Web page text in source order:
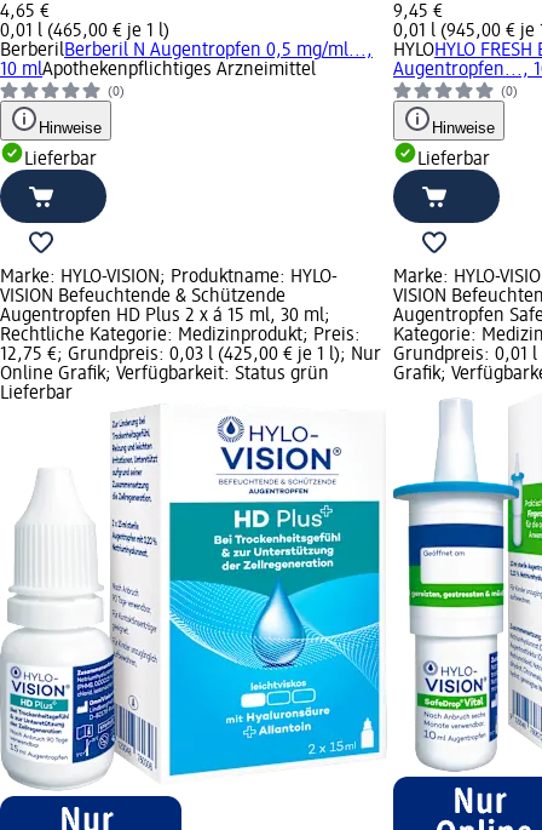
4,65 €
0,01 l (465,00 € je 1 l)
BerberilBerberil N Augentropfen 0,5 mg/ml...,
10 mlApothekenpflichtiges Arzneimittel
(0)
Hinweise
Lieferbar
9,45 €
0,01 l (945,00 € je
HYLOHYLO
Augentropfen...,
(0)
Hinweise
Lieferbar
Marke: HYLO-VISION; Produktname: HYLO-
VISION Befeuchtende & Schützende
Augentropfen HD Plus 2 x á 15 ml, 30 ml;
Rechtliche Kategorie: Medizinprodukt; Preis:
12,75 €; Grundpreis: 0,03 l (425,00 € je 1 l); Nur
Online Grafik; Verfügbarkeit: Status grün
Lieferbar
Marke: HYLO-
VISION
Augentropfen
Kategorie:
Grundpreis: 0,01
Grafik;